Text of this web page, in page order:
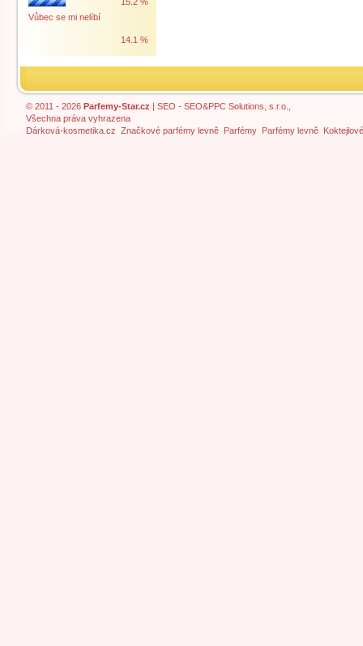
Vůbec se mi nelíbí
14.1 %
© 2011 - 2026 Parfemy-Star.cz | SEO - SEO&PPC Solutions, s.r.o.,
Všechna práva vyhrazena
Dárková-kosmetika.cz Značkové parfémy levně Parfémy Parfémy levně